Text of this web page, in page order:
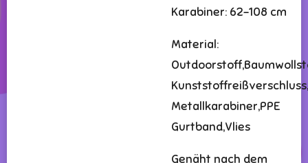
Karabiner: 62-108 cm
Material:
Kunststoffreißverschluss,
Metallkarabiner,PPE
Gurtband,Vlies
Genäht nach dem